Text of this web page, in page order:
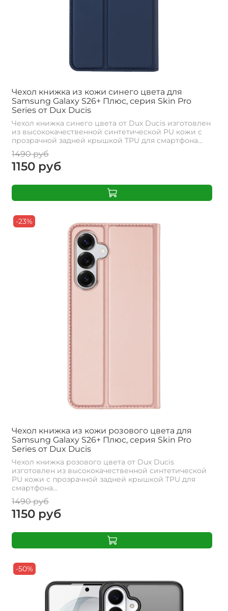
Чехол книжка из кожи синего цвета для
Samsung Galaxy S26+ Плюс, серия Skin Pro
Series от Dux Ducis
Чехол книжка синего цвета от Dux Ducis изготовлен
из высококачественной синтетической PU кожи с
прозрачной задней крышкой TPU для смартфона...
1490 руб
1150 руб
-23%
Чехол книжка из кожи розового цвета для
Samsung Galaxy S26+ Плюс, серия Skin Pro
Series от Dux Ducis
Чехол книжка розового цвета от Dux Ducis
изготовлен из высококачественной синтетической
PU кожи с прозрачной задней крышкой TPU для
смартфона...
1490 руб
1150 руб
-50%